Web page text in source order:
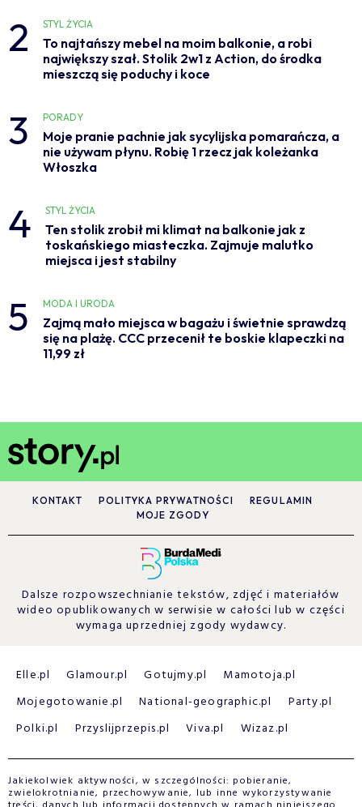
2 STYL ŻYCIA
To najtańszy mebel na moim balkonie, a robi
największy szał. Stolik 2w1 z Action, do środka
mieszczą się poduchy i koce
3 PORADY
Moje pranie pachnie jak sycylijska pomarańcza, a
nie używam płynu. Robię 1 rzecz jak koleżanka
Włoszka
4 STYL ŻYCIA
Ten stolik zrobił mi klimat na balkonie jak z
toskańskiego miasteczka. Zajmuje malutko
miejsca i jest stabilny
5 MODA I URODA
Zajmą mało miejsca w bagażu i świetnie sprawdzą
się na plażę. CCC przecenił te boskie klapeczki na
11,99 zł
KONTAKT POLITYKA PRYWATNOŚCI
REGULAMIN
MOJE ZGODY
Dalsze rozpowszechnianie tekstów, zdjęć i materiałów
wideo opublikowanych w serwisie w całości lub w części
wymaga uprzedniej zgody wydawcy.
Elle.pl Glamour.pl Gotujmy.pl
Mamotoja.pl
Mojegotowanie.pl
National-geographic.pl
Party.pl
Polki.pl
Przyslijprzepis.pl Viva.pl Wizaz.pl
Jakiekolwiek aktywności, w szczególności: pobieranie,
zwielokrotnianie, przechowywanie, lub inne wykorzystywanie